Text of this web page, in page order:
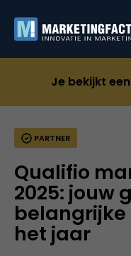
Je bekijkt
PARTNER
Qualifio
2025: jouw
het jaar